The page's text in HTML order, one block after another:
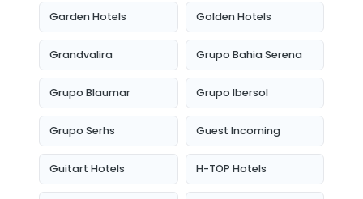
Garden Hotels Golden Hotels
Grandvalira Grupo Bahia Serena
Grupo Blaumar Grupo Ibersol
Grupo Serhs Guest Incoming
Guitart Hotels H-TOP Hotels